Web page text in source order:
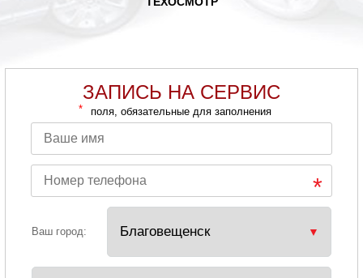
ЗАПИСЬ НА СЕРВИС
* поля, обязательные для заполнения
Ваш город: